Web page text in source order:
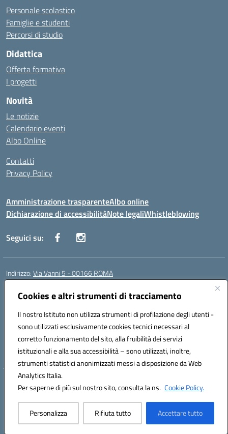
Cookies e altri strumenti di tracciamento
Il nostro Istituto non utilizza strumenti di profilazione degli utenti -
sono utilizzati esclusivamente cookies tecnici necessari al
corretto funzionamento del sito, alla fruibilità dei servizi
istituzionali e alla sua accessibilità – sono utilizzati, inoltre,
strumenti statistici anonimizzati messi a disposizione da Web
Analytics Italia.
Per saperne di più sul nostro sito, consulta la ns. Cookie Policy.
Personalizza Rifiuta tutto Accettare tutto
Personale scolastico
Famiglie e studenti
Percorsi di studio
Didattica
Offerta formativa
I progetti
Novità
Le notizie
Calendario eventi
Albo Online
Contatti
Privacy Policy
Amministrazione trasparenteAlbo online
Dichiarazione di accessibilitàNote legaliWhistleblowing
Seguici su:
Indirizzo:Via Vanni 5 - 00166 ROMA
Centralino:
Posta elettronica certificata (PEC):RMIC86500P@pec.istruzione.it
Codice fiscale: 97197050582
Codice meccanografico:RMIC86500P
Codice Indice delle Pubbliche Amministrazioni (IPA): istsc_RMIC86500P
Codice unico di fatturazione (CUF): UFSRRZ
Hosting & Powered by 3D Solution S.r.l.
Concept & Design by Designers Italia